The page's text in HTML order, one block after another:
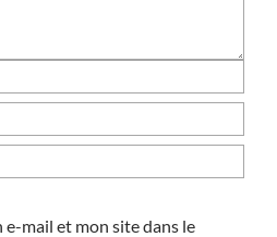
mail et mon site dans le